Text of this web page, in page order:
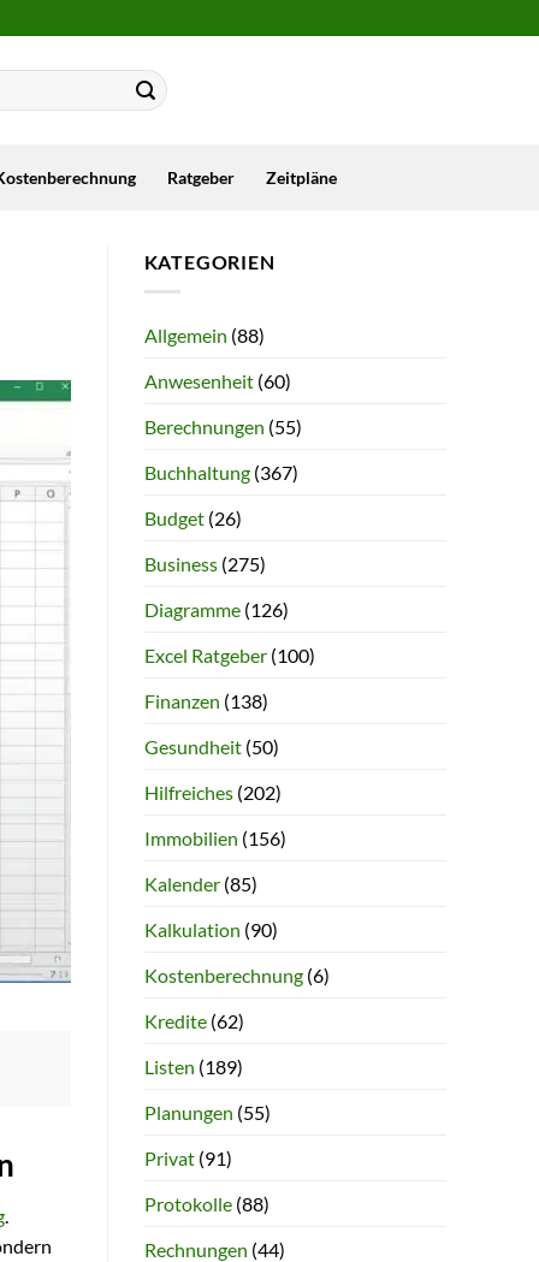
Ratgeber Zeitpläne
KATEGORIEN
Allgemein (88)
Anwesenheit(60)
Berechnungen (55)
Buchhaltung(367)
Budget(26)
Business(275)
Diagramme(126)
Excel Ratgeber(100)
Finanzen (138)
Gesundheit(50)
Hilfreiches(202)
Immobilien (156)
Kalender(85)
Kalkulation (90)
Kostenberechnung(6)
Kredite(62)
Listen (189)
Planungen (55)
Privat(91)
Protokolle(88)
Rechnungen (44)